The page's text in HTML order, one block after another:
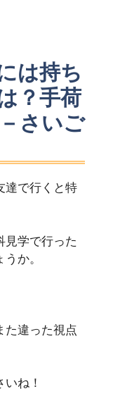
は持ち
？手荷
さいご
達で行くと特
見学で行った
か。
た違った視点
ね！